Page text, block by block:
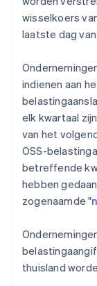
wisselkoers
laatste dag
indienen aan
elk kwartaal
van het
OSS-
betreffende
hebben
zogenaamde "
thuisland